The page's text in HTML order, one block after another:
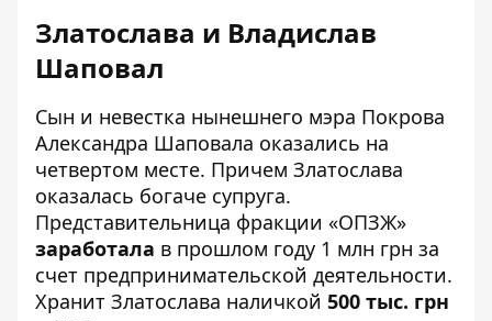
Златослава и Владислав
Шаповал
Сын и невестка нынешнего мэра Покрова
Александра Шаповала оказались на
четвертом месте. Причем Златослава
оказалась богаче супруга.
Представительница фракции «ОПЗЖ»
заработала в прошлом году 1 млн грн за
счет предпринимательской деятельности.
Хранит Златослава наличкой 500 тыс. грн